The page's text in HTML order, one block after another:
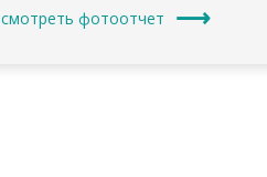
смотреть фотоотчет